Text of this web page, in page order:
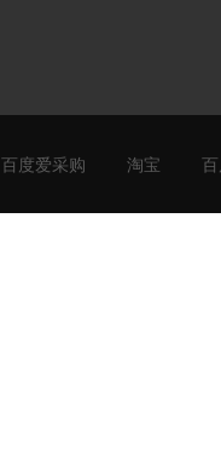
百度爱采购 淘宝